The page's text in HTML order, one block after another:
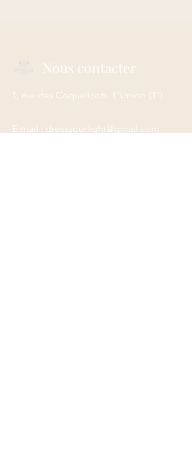
Nous contacter
1, rue des Coquelicots, L'Union (31)
E-mail : dressyourlight@gmail.com